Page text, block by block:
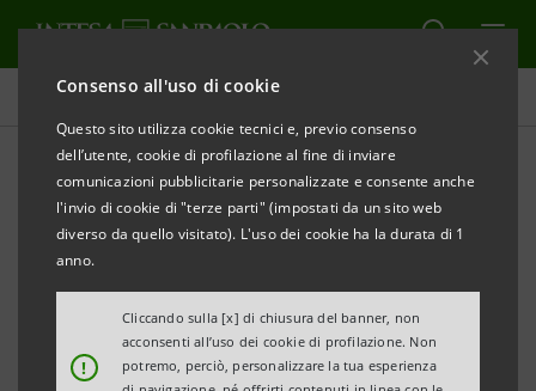
Consenso all'uso di cookie
Questo sito utilizza cookie tecnici e, previo consenso
dell’utente, cookie di profilazione al fine di inviare
comunicazioni pubblicitarie personalizzate e consente anche
l'invio di cookie di "terze parti" (impostati da un sito web
diverso da quello visitato). L'uso dei cookie ha la durata di 1
anno.
!
Cliccando sulla [x] di chiusura del banner, non
acconsenti all’uso dei cookie di profilazione. Non
potremo, perciò, personalizzare la tua esperienza
Tutte le news
“Viaggio in Italia”: a Villa
Vauban 46 opere dalle
Collezioni Intesa Sanpaolo